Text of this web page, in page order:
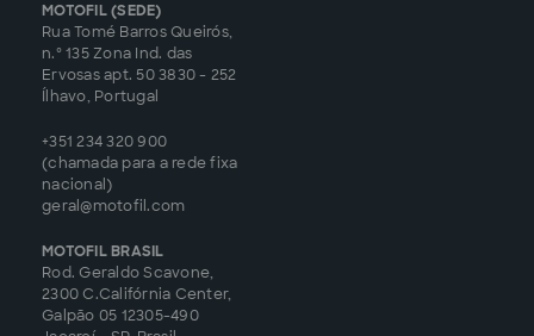
MOTOFIL (SEDE)
Rua Tomé Barros Queirós,
n.º 135 Zona Ind. das
Ervosas apt. 50 3830 - 252
Ílhavo, Portugal
+351 234 320 900
(chamada para a rede fixa
nacional)
geral@motofil.com
MOTOFIL BRASIL
Rod. Geraldo Scavone,
2300 C.Califórnia Center,
Galpão 05 12305-490